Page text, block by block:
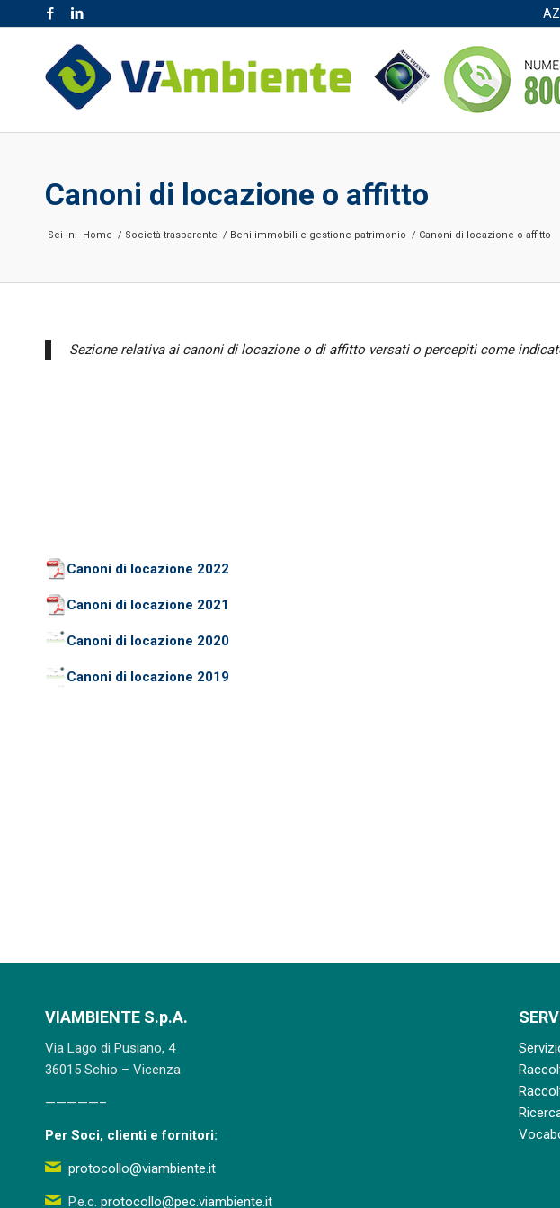
Canoni di locazione o affitto
Sei in: Home / Società trasparente / Beni immobili e gestione patrimonio / Canoni di locazione o affitto
Sezione relativa ai canoni di locazione o di affitto versati o percepiti come
Canoni di locazione 2022
Canoni di locazione 2021
Canoni di locazione 2020
Canoni di locazione 2019
VIAMBIENTE S.p.A.
Via Lago di Pusiano, 4
36015 Schio – Vicenza
—————–
Per Soci, clienti e fornitori:
protocollo@viambiente.it
P.e.c. protocollo@pec.viambiente.it